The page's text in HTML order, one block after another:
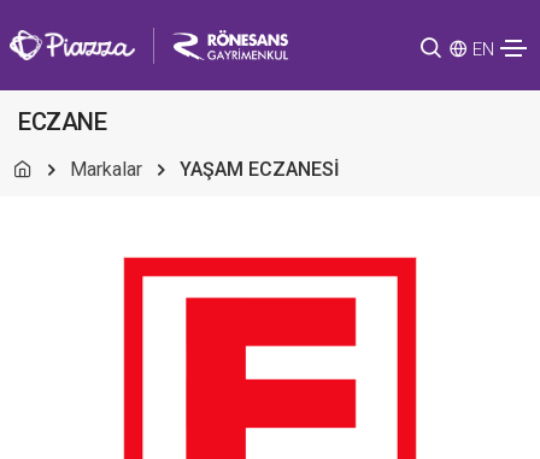
EN
ECZANE
Markalar YAŞAM ECZANESİ